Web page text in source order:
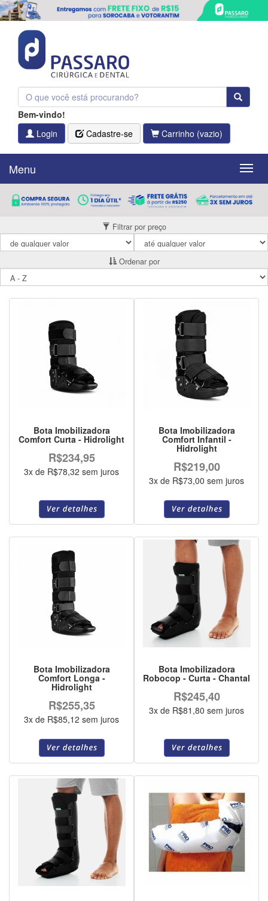
Bem-vindo!
Login
Cadastre-se Carrinho (vazio)
Menu
Menu
Filtrar por preço
Ordenar por
Bota Imobilizadora
Comfort Curta - Hidrolight
R$234,95
3x de R$78,32 sem juros
Bota Imobilizadora
Comfort Infantil -
Hidrolight
R$219,00
3x de R$73,00 sem juros
Bota Imobilizadora
Comfort Longa -
Hidrolight
R$255,35
3x de R$85,12 sem juros
Bota Imobilizadora
Robocop - Curta - Chantal
R$245,40
3x de R$81,80 sem juros